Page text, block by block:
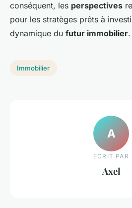
conséquent, les perspectives
pour les stratèges prêts à
dynamique du futur immobilier.
Immobilier
A
ECRIT PAR
Axel